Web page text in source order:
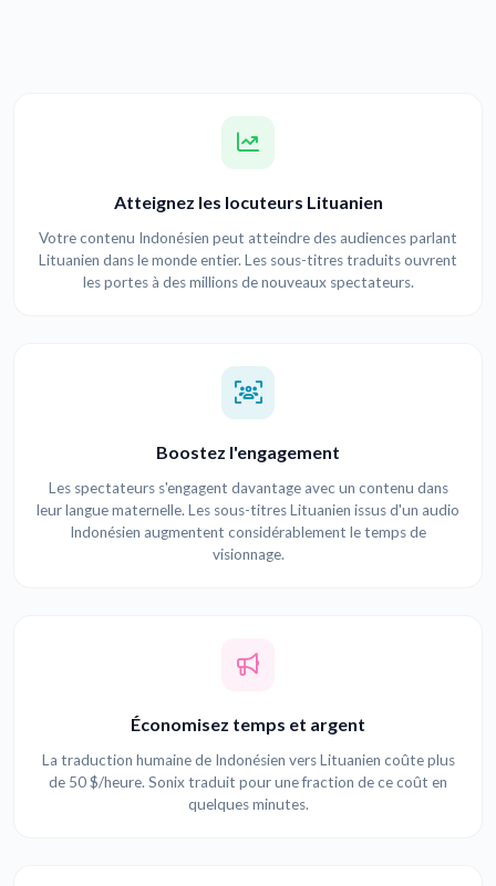
Atteignez les locuteurs Lituanien
Votre contenu Indonésien peut atteindre des audiences parlant
Lituanien dans le monde entier. Les sous-titres traduits ouvrent
les portes à des millions de nouveaux spectateurs.
Boostez l'engagement
Les spectateurs s'engagent davantage avec un contenu dans
leur langue maternelle. Les sous-titres Lituanien issus d'un audio
Indonésien augmentent considérablement le temps de
visionnage.
Économisez temps et argent
La traduction humaine de Indonésien vers Lituanien coûte plus
de 50 $/heure. Sonix traduit pour une fraction de ce coût en
quelques minutes.